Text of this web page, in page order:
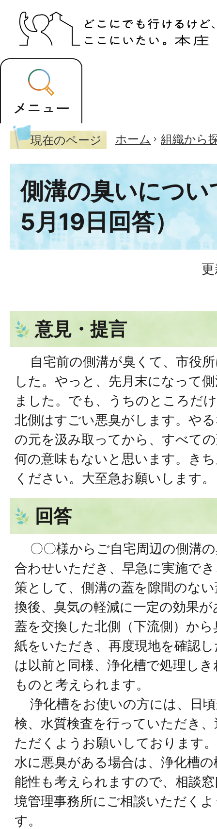
現在のページ ホーム 組織から
側溝の臭いにつ
5⽉19⽇回答）
意見・提言
⾃宅前の側溝が臭くて、市役
した。やっと、先⽉末になって
ました。でも、うちのところだ
北側はすごい悪臭がします。や
の元を汲み取ってから、すべて
何の意味もないと思います。き
ください。⼤⾄急お願いします。
回答
〇〇様からご⾃宅周辺の側溝
合わせいただき、早急に実施で
策として、側溝の蓋を隙間のな
換後、臭気の軽減に一定の効果
蓋を交換した北側（下流側）か
紙をいただき、再度現地を確認
は以前と同様、浄化槽で処理し
ものと考えられます。
浄化槽をお使いの⽅には、⽇
検、⽔質検査を⾏っていただき
ただくようお願いしております
⽔に悪臭がある場合は、浄化槽
能性も考えられますので、相談
境管理事務所にご相談いただく
す。